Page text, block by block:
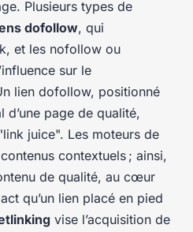
Plusieurs types de
dofollow, qui
et les nofollow ou
sur le
lien dofollow, positionné
page de qualité,
juice". Les moteurs de
contextuels ; ainsi,
de qualité, au cœur
qu’un lien placé en pied
vise l’acquisition de